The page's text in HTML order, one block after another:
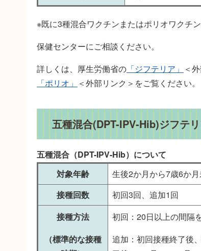
※既に3種混合ワクチンまたはポリオワクチ
保健センターにご相談ください。
詳しくは、厚生労働省の 「ジフテリア」 ＜
「ポリオ」 ＜外部リンク＞ をご覧ください。
五種混合(DPT-IPV-Hib)ジフテ
五種混合（DPT-IPV-Hib）について
対象年齢
生後2か月から7歳6か
接種回数
初回3回、追加1回
接種方法
（標準的な接種
初回：20日以上の間隔
追加：初回接種終了後